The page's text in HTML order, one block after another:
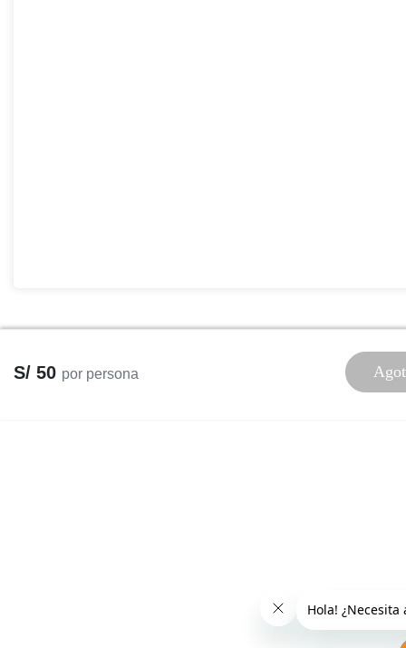
S/ 50 por persona